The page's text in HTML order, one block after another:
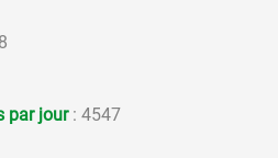
par jour : 4547